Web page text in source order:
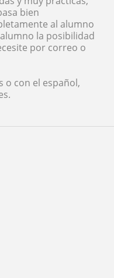
bien
al alumno
la posibilidad
por correo o
o con el español,